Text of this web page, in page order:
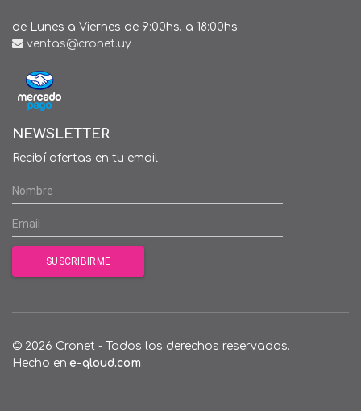
de Lunes a Viernes de 9:00hs. a 18:00hs.
ventas@cronet.uy
NEWSLETTER
Recibí ofertas en tu email
© 2026 Cronet - Todos los derechos reservados.
Hecho en e-qloud.com